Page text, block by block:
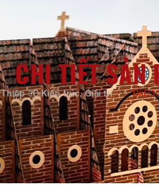
CHI TIẾT SẢN
Thiệp 3D Kiến trúc, Giải trí